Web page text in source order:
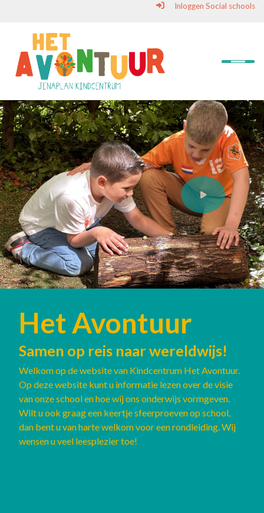
Inloggen Social schools
Onderwijs
School
Kinderen
Ouders
Contact
Het Avontuur
Samen op reis naar wereldwijs!
Welkom op de website van Kindcentrum Het Avontuur.
Op deze website kunt u informatie lezen over de visie
van onze school en hoe wij ons onderwijs vormgeven.
Wilt u ook graag een keertje sfeerproeven op school,
dan bent u van harte welkom voor een rondleiding. Wij
wensen u veel leesplezier toe!